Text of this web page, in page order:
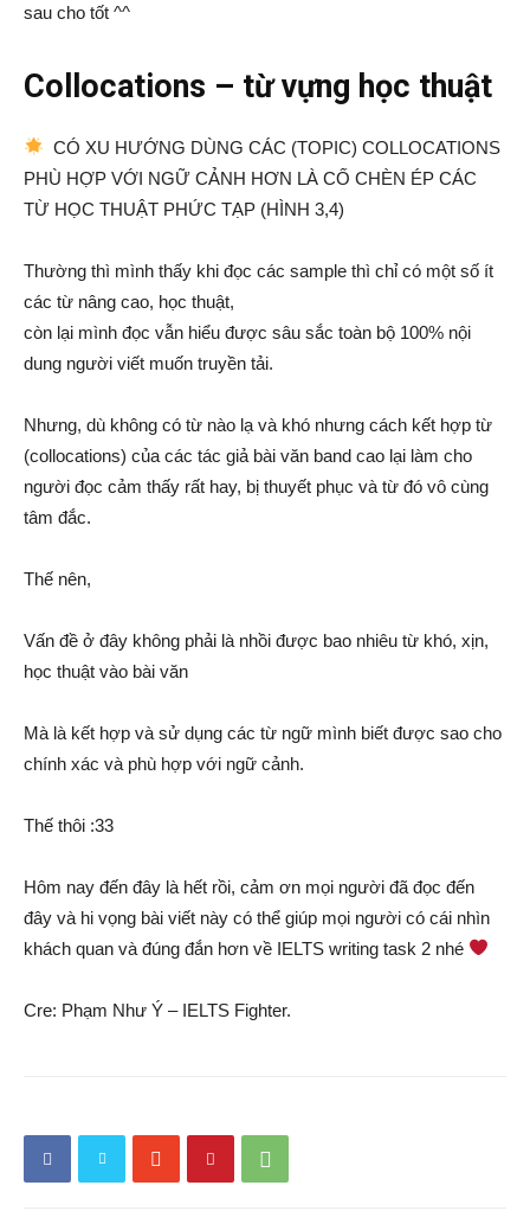
sau cho tốt ^^
Collocations – từ vựng học thuật
CÓ XU HƯỚNG DÙNG CÁC (TOPIC) COLLOCATIONS
PHÙ HỢP VỚI NGỮ CẢNH HƠN LÀ CỐ CHÈN ÉP CÁC
TỪ HỌC THUẬT PHỨC TẠP (HÌNH 3,4)
Thường thì mình thấy khi đọc các sample thì chỉ có một số ít
các từ nâng cao, học thuật,
còn lại mình đọc vẫn hiểu được sâu sắc toàn bộ 100% nội
dung người viết muốn truyền tải.
Nhưng, dù không có từ nào lạ và khó nhưng cách kết hợp từ
(collocations) của các tác giả bài văn band cao lại làm cho
người đọc cảm thấy rất hay, bị thuyết phục và từ đó vô cùng
tâm đắc.
Thế nên,
Vấn đề ở đây không phải là nhồi được bao nhiêu từ khó, xịn,
học thuật vào bài văn
Mà là kết hợp và sử dụng các từ ngữ mình biết được sao cho
chính xác và phù hợp với ngữ cảnh.
Thế thôi :33
Hôm nay đến đây là hết rồi, cảm ơn mọi người đã đọc đến
đây và hi vọng bài viết này có thể giúp mọi người có cái nhìn
khách quan và đúng đắn hơn về IELTS writing task 2 nhé
Cre: Phạm Như Ý – IELTS Fighter.